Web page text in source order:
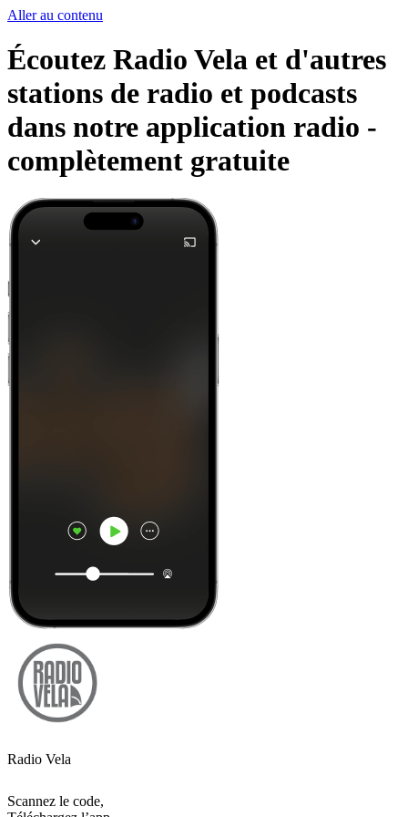
Aller au contenu
Écoutez Radio Vela et d'autres
stations de radio et podcasts
dans notre application radio -
complètement gratuite
Radio Vela
Scannez le code,